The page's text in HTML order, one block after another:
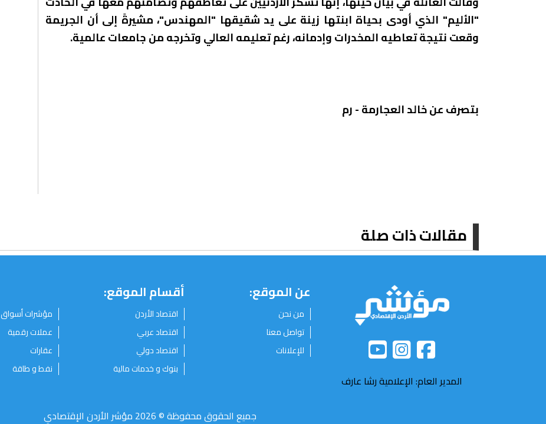
"الأليم" الذي أودى بحياة ابنتها زينة على يد شقيقها "المهندس"، مشيرةً إلى أن الجريمة
وقعت نتيجة تعاطيه المخدرات وإدمانه، رغم تعليمه العالي وتخرجه من جامعات عالمية.
بتصرف عن خالد العجارمة - رم
مقالات ذات صلة
المدير العام: الإعلامية رشا عارف
عن الموقع:
من نحن
تواصل معنا
للإعلانات
أقسام الموقع:
اقتصاد الأردن
اقتصاد عربي
اقتصاد دولي
بنوك و خدمات مالية
مؤشرات أسواق
عملات رقمية
عقارات
نفط و طاقة
جميع الحقوق محفوظة © 2026 مؤشر الأردن الإقتصادي